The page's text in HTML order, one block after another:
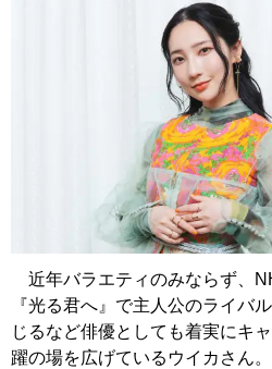
近年バラエティのみならず、
『光る君へ』で主人公のライバ
じるなど俳優としても着実にキ
躍の場を広げているウイカさん。